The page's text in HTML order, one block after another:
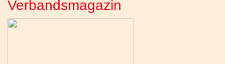
Verbandsmagazin